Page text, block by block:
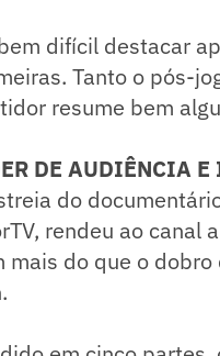
difícil destacar
Tanto o pós-
resume bem
DE AUDIÊNCIA E
do
rendeu ao canal
mais do que o